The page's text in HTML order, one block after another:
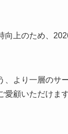
向上のため、
より一層のサ
顧いただけま